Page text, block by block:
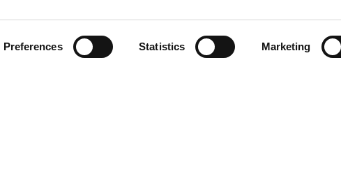
Preferences Statistics Marketing
By continuing to browse the site, you are agreeing to our use of